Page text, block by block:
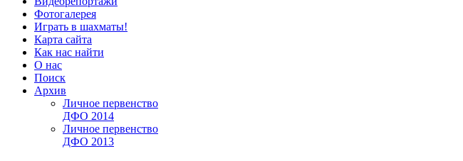
Фотогалерея
Играть в шахматы!
Карта сайта
Как нас найти
О нас
Поиск
Архив
Личное первенство
ДФО 2014
Личное первенство
ДФО 2013